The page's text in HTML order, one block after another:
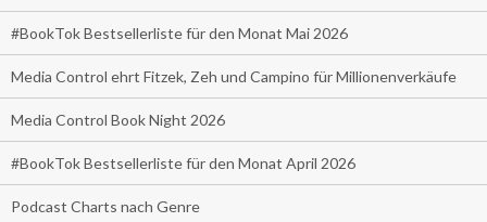
#BookTok Bestsellerliste für den Monat Mai 2026
Media Control ehrt Fitzek, Zeh und Campino für Millionenverkäufe
Media Control Book Night 2026
#BookTok Bestsellerliste für den Monat April 2026
Podcast Charts nach Genre